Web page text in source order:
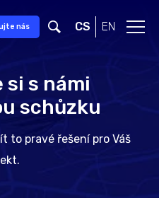
nás CS EN
s námi
schůzku
to pravé řešení pro Váš